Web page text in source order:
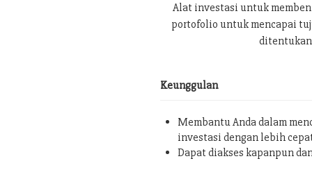
Alat investasi untuk
portofolio untuk mencapai
ditentukan
Keunggulan
Membantu Anda dalam
investasi dengan lebih
Dapat diakses kapanpun